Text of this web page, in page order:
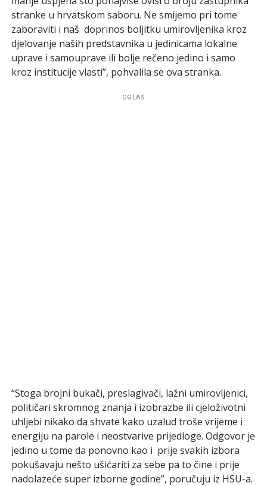
stranke u hrvatskom saboru. Ne smijemo pri tome
zaboraviti i naš doprinos boljitku umirovljenika kroz
djelovanje naših predstavnika u jedinicama lokalne
uprave i samouprave ili bolje rečeno jedino i samo
kroz institucije vlasti”, pohvalila se ova stranka.
OGLAS
“Stoga brojni bukači, preslagivači, lažni umirovljenici,
političari skromnog znanja i izobrazbe ili cjeloživotni
uhljebi nikako da shvate kako uzalud troše vrijeme i
energiju na parole i neostvarive prijedloge. Odgovor je
jedino u tome da ponovno kao i prije svakih izbora
pokušavaju nešto ušićariti za sebe pa to čine i prije
nadolazeće super izborne godine”, poručuju iz HSU-a.